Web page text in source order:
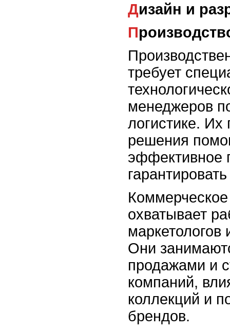
Дизайн и
требует
менеджеров
логистике.
решения
эффективное
охватывает
Они
продажами и
компаний,
коллекций и
брендов.